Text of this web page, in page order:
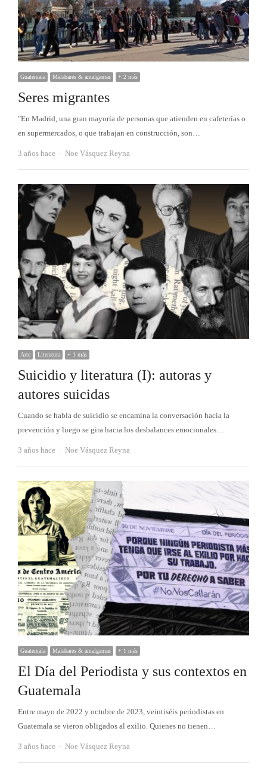
Guatemala Malabares & amalgamas + 2 más
Seres migrantes
"En Madrid, una gran mayoría de personas que atienden en cafeterías o
en supermercados, o que trabajan en construcción, son…
3 años hace Autor
Noe Vásquez Reyna
Arte Literatura + 1 más
Suicidio y literatura (I): autoras y
autores suicidas
Cuando se habla de suicidio se encamina la conversación hacia la
prevención y luego se gira hacia los desbalances emocionales…
3 años hace Autor
Noe Vásquez Reyna
Guatemala Malabares & amalgamas + 1 más
El Día del Periodista y sus contextos en
Guatemala
Entre mayo de 2022 y octubre de 2023, veintiséis periodistas en
Guatemala se vieron obligados al exilio. Quienes no tienen…
3 años hace Autor
Noe Vásquez Reyna